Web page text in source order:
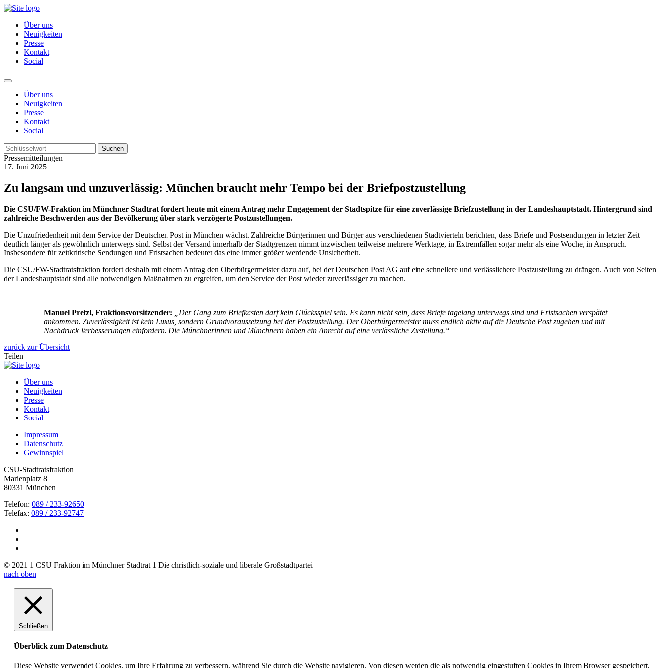
Über uns
Neuigkeiten
Presse
Kontakt
Social
Über uns
Neuigkeiten
Presse
Kontakt
Social
Suchen
Pressemitteilungen
17. Juni 2025
Zu langsam und unzuverlässig: München braucht mehr Tempo bei der Briefpostzustellung
Die CSU/FW-Fraktion im Münchner Stadtrat fordert heute mit einem Antrag mehr Engagement der Stadtspitze für eine zuverlässige Briefzustellung in der Landeshauptstadt. Hintergrund sind
zahlreiche Beschwerden aus der Bevölkerung über stark verzögerte Postzustellungen.
Die Unzufriedenheit mit dem Service der Deutschen Post in München wächst. Zahlreiche Bürgerinnen und Bürger aus verschiedenen Stadtvierteln berichten, dass Briefe und Postsendungen in letzter Zeit
deutlich länger als gewöhnlich unterwegs sind. Selbst der Versand innerhalb der Stadtgrenzen nimmt inzwischen teilweise mehrere Werktage, in Extremfällen sogar mehr als eine Woche, in Anspruch.
Insbesondere für zeitkritische Sendungen und Fristsachen bedeutet das eine immer größer werdende Unsicherheit.
Die CSU/FW-Stadtratsfraktion fordert deshalb mit einem Antrag den Oberbürgermeister dazu auf, bei der Deutschen Post AG auf eine schnellere und verlässlichere Postzustellung zu drängen. Auch von Seiten
der Landeshauptstadt sind alle notwendigen Maßnahmen zu ergreifen, um den Service der Post wieder zuverlässiger zu machen.
Manuel Pretzl, Fraktionsvorsitzender:
„Der Gang zum Briefkasten darf kein Glücksspiel sein. Es kann nicht sein, dass Briefe tagelang unterwegs sind und Fristsachen verspätet
ankommen. Zuverlässigkeit ist kein Luxus, sondern Grundvoraussetzung bei der Postzustellung. Der Oberbürgermeister muss endlich aktiv auf die Deutsche Post zugehen und mit
Nachdruck Verbesserungen einfordern. Die Münchnerinnen und Münchnern haben ein Anrecht auf eine verlässliche Zustellung.“
zurück zur Übersicht
Teilen
Über uns
Neuigkeiten
Presse
Kontakt
Social
Impressum
Datenschutz
Gewinnspiel
CSU-Stadtratsfraktion
Marienplatz 8
80331 München
Telefon: 089 / 233-92650
Telefax: 089 / 233-92747
© 2021 1 CSU Fraktion im Münchner Stadtrat 1 Die christlich-soziale und liberale Großstadtpartei
nach oben
Schließen
Überblick zum Datenschutz
Diese Website verwendet Cookies, um Ihre Erfahrung zu verbessern, während Sie durch die Website navigieren. Von diesen werden die als notwendig eingestuften Cookies in Ihrem Browser gespeichert,